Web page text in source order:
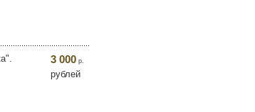
3 000 р.
рублей